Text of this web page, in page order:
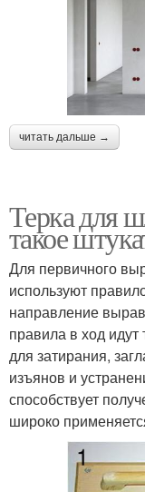
читать дальше →
Терка для
такое
Для первичного
используют
направление
правила в ход
для затирания,
изъянов и
способствует
широко